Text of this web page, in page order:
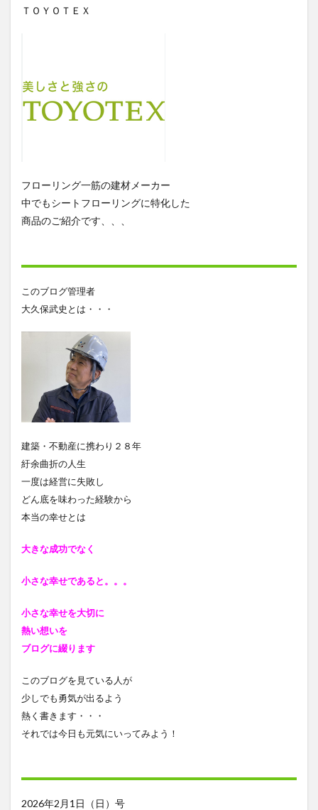
ＴＯＹＯＴＥＸ
フローリング一筋の建材メーカー
中でもシートフローリングに特化した
商品のご紹介です、、、
このブログ管理者
大久保武史とは・・・
建築・不動産に携わり２８年
紆余曲折の人生
一度は経営に失敗し
どん底を味わった経験から
本当の幸せとは
大きな成功でなく
小さな幸せであると。。。
小さな幸せを大切に
熱い想いを
ブログに綴ります
このブログを見ている人が
少しでも勇気が出るよう
熱く書きます・・・
それでは今日も元気にいってみよう！
2026年2月1日（日）号